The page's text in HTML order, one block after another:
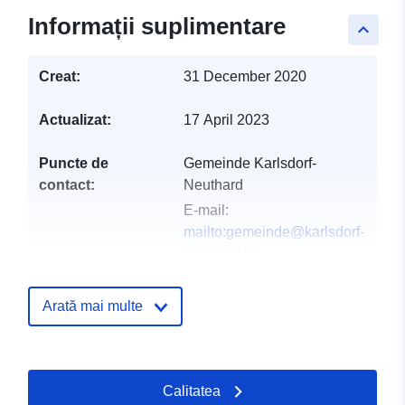
keyboard_arrow_up
Informații suplimentare
Creat: 31 December 2020
Actualizat: 17 April 2023
Puncte de
contact:
Gemeinde Karlsdorf-
Neuthard
E-mail:
mailto:gemeinde@karlsdorf-
http://www.karlsdorf-
neuthard.de
Arată mai multe
Calitatea